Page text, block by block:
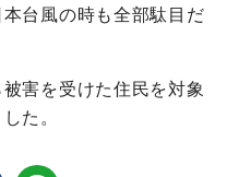
台風の時も全部駄目だ
害を受けた住民を対象
た。